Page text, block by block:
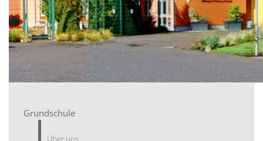
Grundschule
Über uns